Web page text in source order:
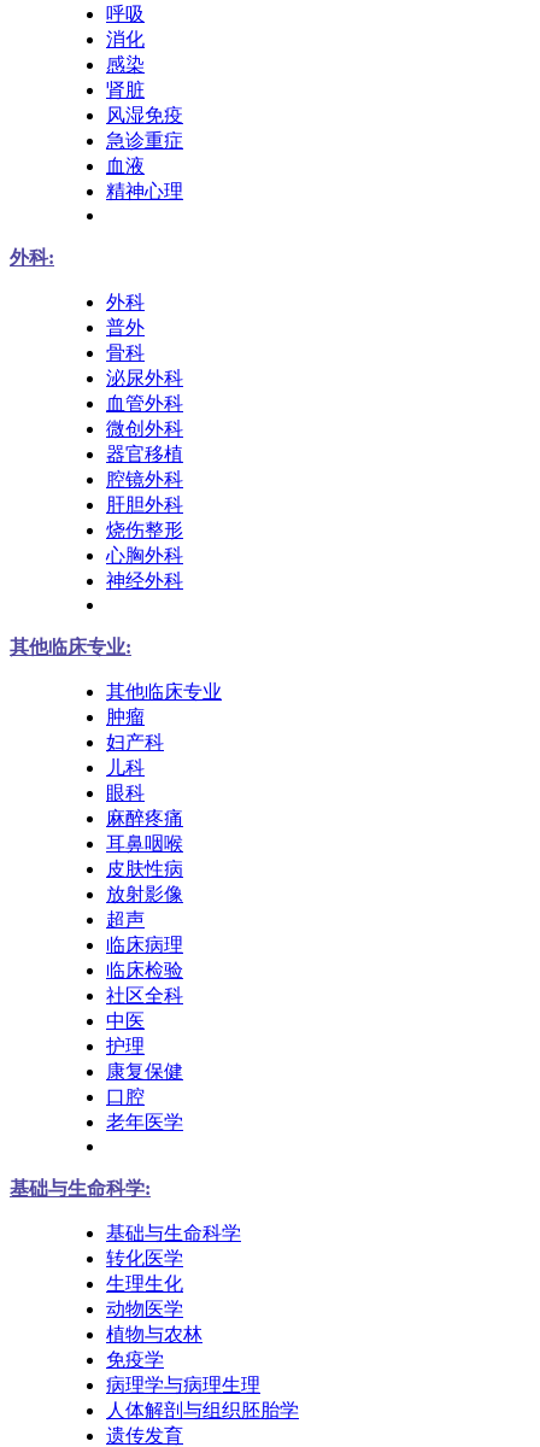
呼吸
消化
感染
肾脏
风湿免疫
急诊重症
血液
精神心理
外科:
外科
普外
骨科
泌尿外科
血管外科
微创外科
器官移植
腔镜外科
肝胆外科
烧伤整形
心胸外科
神经外科
其他临床专业:
其他临床专业
肿瘤
妇产科
儿科
眼科
麻醉疼痛
耳鼻咽喉
皮肤性病
放射影像
超声
临床病理
临床检验
社区全科
中医
护理
康复保健
口腔
老年医学
基础与生命科学:
基础与生命科学
转化医学
生理生化
动物医学
植物与农林
免疫学
病理学与病理生理
人体解剖与组织胚胎学
遗传发育